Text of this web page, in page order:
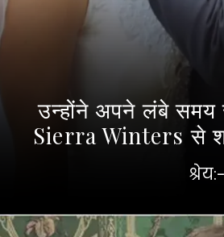
उन्होंने अपने लंबे समय
Sierra Winters से